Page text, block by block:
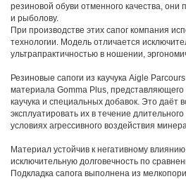
резиновой обуви отменного качества, они
и рыболову.
При производстве этих сапог компания
технологии. Модель отличается
ультрапрактичностью в ношении,
Резиновые сапоги из каучука Aigle
материала Gomma Plus, представляющего
каучука и специальных добавок. Это даёт
эксплуатировать их в течение
условиях агрессивного воздействия
Материал устойчив к негативному
исключительную долговечность по
Подкладка сапога выполнена из